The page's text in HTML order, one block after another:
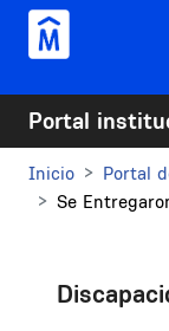
Pasar al contenido
Portal
Inicio
Portal
Se